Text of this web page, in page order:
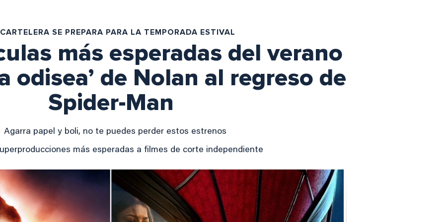
SE PREPARA PARA LA TEMPORADA ESTIVAL
más esperadas del verano
odisea’ de Nolan al regreso de
Spider-Man
Agarra papel y boli, no te puedes perder estos estrenos
más esperadas a filmes de corte independiente